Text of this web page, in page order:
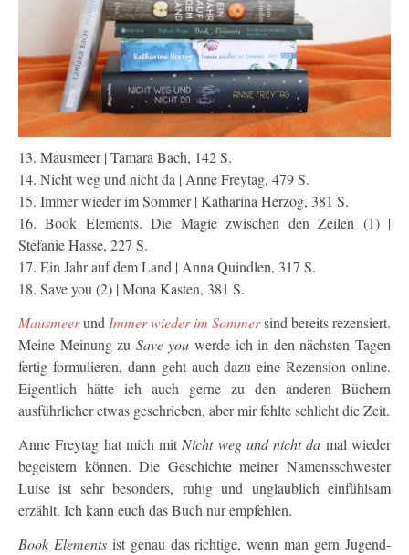
13. Mausmeer | Tamara Bach, 142 S.
14. Nicht weg und nicht da | Anne Freytag, 479 S.
15. Immer wieder im Sommer | Katharina Herzog, 381 S.
16. Book Elements. Die Magie zwischen den Zeilen (1) |
Stefanie Hasse, 227 S.
17. Ein Jahr auf dem Land | Anna Quindlen, 317 S.
18. Save you (2) | Mona Kasten, 381 S.
MausmeerundImmer wieder im Sommersind bereits rezensiert.
Meine Meinung zu Save you werde ich in den nächsten Tagen
fertig formulieren, dann geht auch dazu eine Rezension online.
Eigentlich hätte ich auch gerne zu den anderen Büchern
ausführlicher etwas geschrieben, aber mir fehlte schlicht die Zeit.
Anne Freytag hat mich mitNicht weg und nicht da mal wieder
begeistern können. Die Geschichte meiner Namensschwester
Luise ist sehr besonders, ruhig und unglaublich einfühlsam
erzählt. Ich kann euch das Buch nur empfehlen.
Book Elementsist genau das richtige, wenn man gern Jugend-